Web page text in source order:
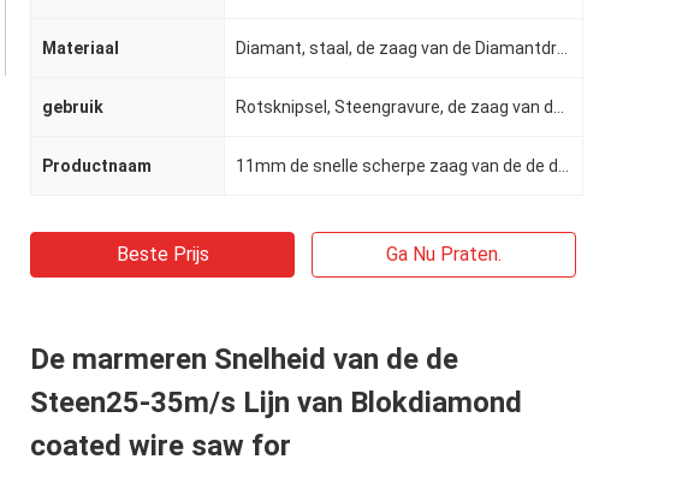
Materiaal
gebruik
Productnaam
Beste Prijs Ga Nu Praten.
De marmeren Snelheid van de de
Steen25-35m/s Lijn van Blokdiamond
coated wire saw for